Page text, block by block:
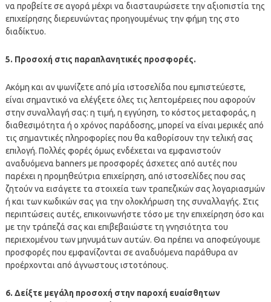
να προβείτε σε αγορά μέχρι να διασταυρώσετε την αξιοπιστία της
επιχείρησης διερευνώντας προηγουμένως την φήμη της στο
διαδίκτυο.
5. Προσοχή στις παραπλανητικές προσφορές.
Ακόμη και αν ψωνίζετε από μία ιστοσελίδα που εμπιστεύεστε,
είναι σημαντικό να ελέγξετε όλες τις λεπτομέρειες που αφορούν
στην συναλλαγή σας: η τιμή, η εγγύηση, το κόστος μεταφοράς, η
διαθεσιμότητα ή ο χρόνος παράδοσης, μπορεί να είναι μερικές από
τις σημαντικές πληροφορίες που θα καθορίσουν την τελική σας
επιλογή. Πολλές φορές όμως ενδέχεται να εμφανιστούν
αναδυόμενα banners με προσφορές άσχετες από αυτές που
παρέχει η προμηθεύτρια επιχείρηση, από ιστοσελίδες που σας
ζητούν να εισάγετε τα στοιχεία των τραπεζικών σας λογαριασμών
ή και των κωδικών σας για την ολοκλήρωση της συναλλαγής. Στις
περιπτώσεις αυτές, επικοινωνήστε τόσο με την επιχείρηση όσο και
με την τράπεζά σας και επιβεβαιώστε τη γνησιότητα του
περιεχομένου των μηνυμάτων αυτών. Θα πρέπει να αποφεύγουμε
προσφορές που εμφανίζονται σε αναδυόμενα παράθυρα αν
προέρχονται από άγνωστους ιστοτόπους.
6. Δείξτε μεγάλη προσοχή στην παροχή ευαίσθητων